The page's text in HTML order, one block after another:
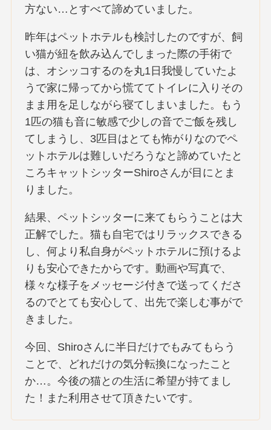
方ない…とすべて諦めていました。
昨年はペットホテルも検討したのですが、飼
い猫が紐を飲み込んでしまった際の手術で
は、オシッコするのを丸1日我慢していたよ
うで家に帰ってから慌ててトイレに入りその
まま用を足しながら寝てしまいました。もう
1匹の猫も音に敏感で少しの音でご飯を残し
てしまうし、3匹目はとても怖がりなのでペ
ットホテルは難しいだろうなと諦めていたと
ころキャットシッターShiroさんが目にとま
りました。
結果、ペットシッターに来てもらうことは大
正解でした。猫も自宅ではリラックスできる
し、何より私自身がペットホテルに預けるよ
りも安心できたからです。動画や写真で、
様々な様子をメッセージ付きで送ってくださ
るのでとても安心して、出先で楽しむ事がで
きました。
今回、Shiroさんに半日だけでもみてもらう
ことで、どれだけの気分転換になったこと
か…。今後の猫との生活に希望が持てまし
た！また利用させて頂きたいです。